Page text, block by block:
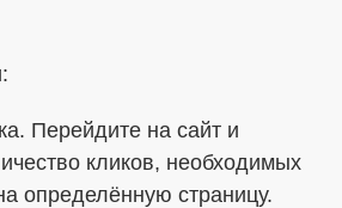
Перейдите на сайт и
кликов, необходимых
определённую страницу.